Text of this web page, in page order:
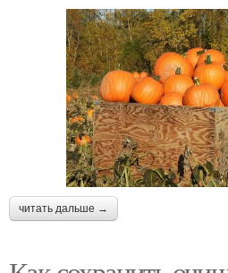
читать дальше →